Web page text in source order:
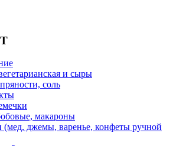
и сыры
соль
макароны
(мед, джемы, варенье, конфеты ручной